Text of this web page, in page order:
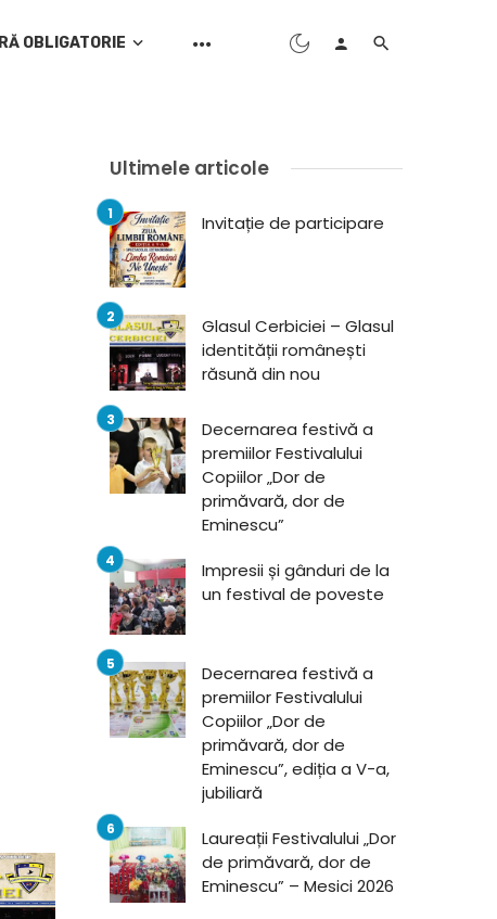
OBLIGATORIE
Ultimele articole
Invitație de participare
Glasul Cerbiciei – Glasul
identității românești
răsună din nou
Decernarea festivă a
premiilor Festivalului
Copiilor „Dor de
primăvară, dor de
Eminescu”
Impresii și gânduri de la
un festival de poveste
Decernarea festivă a
premiilor Festivalului
Copiilor „Dor de
primăvară, dor de
Eminescu”, ediția a V-a,
jubiliară
Laureații Festivalului „Dor
de primăvară, dor de
Eminescu” – Mesici 2026